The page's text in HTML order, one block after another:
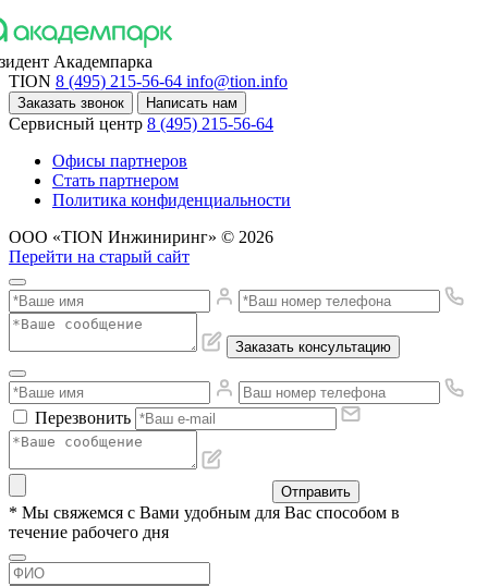
Академпарка
TION 8 (495) 215-56-64 info@tion.info
Заказать звонок Написать нам
Сервисный центр 8 (495) 215-56-64
Офисы партнеров
Стать партнером
Политика конфиденциальности
ООО «TION Инжиниринг» © 2026
Перейти на старый сайт
Заказать консультацию
Перезвонить
Отправить
* Мы свяжемся с Вами удобным для Вас способом в
течение рабочего дня